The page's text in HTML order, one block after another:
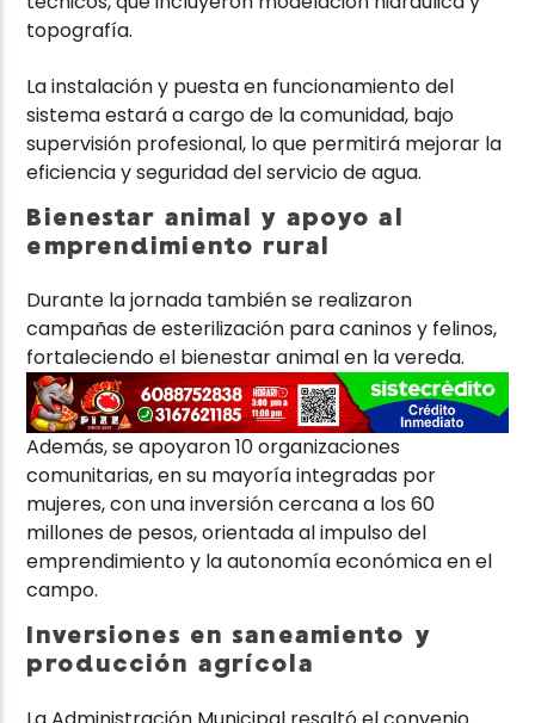
topografía.
La instalación y puesta en funcionamiento del
sistema estará a cargo de la comunidad, bajo
supervisión profesional, lo que permitirá mejorar la
eficiencia y seguridad del servicio de agua.
Bienestar animal y apoyo al
emprendimiento rural
Durante la jornada también se realizaron
campañas de esterilización para caninos y felinos,
fortaleciendo el bienestar animal en la vereda.
Además, se apoyaron 10 organizaciones
comunitarias, en su mayoría integradas por
mujeres, con una inversión cercana a los 60
millones de pesos, orientada al impulso del
emprendimiento y la autonomía económica en el
campo.
Inversiones en saneamiento y
producción agrícola